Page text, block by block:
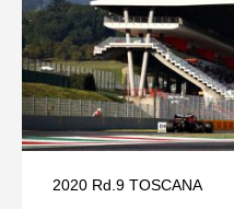
2020 Rd.9 TOSCANA